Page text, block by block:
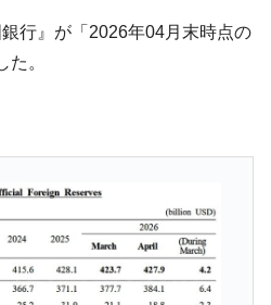
さっそく不動産対策で浅薄な発
手」手段ではないのか？
引量「1日当たり1,214.4億ド
動きに強く左右される状態
きた李在明。李在明を支持しな
行』が「2026年04月末時点の
。